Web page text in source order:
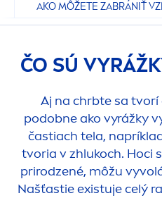
AKO MÔŽETE ZABRÁNIŤ
ČO SÚ
Aj na chrbte sa tvorí
podobne ako vyrážky
častiach tela,
tvoria v zhlukoch. Hoci
prirodzené, môžu
Našťastie existuje celý